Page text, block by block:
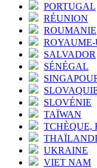
PORTUGAL
RÉUNION
ROUMANIE
SALVADOR
SÉNÉGAL
SLOVÉNIE
TAÏWAN
TCHÈQUE,
UKRAINE
VIET NAM